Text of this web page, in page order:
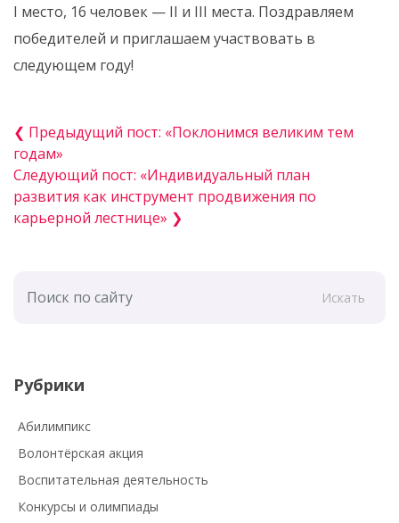
I место, 16 человек — II и III места. Поздравляем
победителей и приглашаем участвовать в
следующем году!
❮ Предыдущий пост: «Поклонимся великим тем
годам»
Следующий пост: «Индивидуальный план
развития как инструмент продвижения по
карьерной лестнице» ❯
Искать
Рубрики
Абилимпикс
Волонтёрская акция
Воспитательная деятельность
Конкурсы и олимпиады